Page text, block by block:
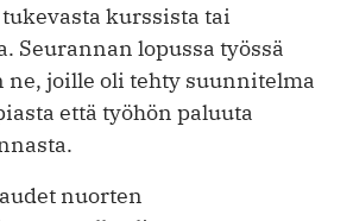
kurssista tai
Seurannan lopussa työssä
joille oli tehty suunnitelma
että työhön paluuta
nuorten